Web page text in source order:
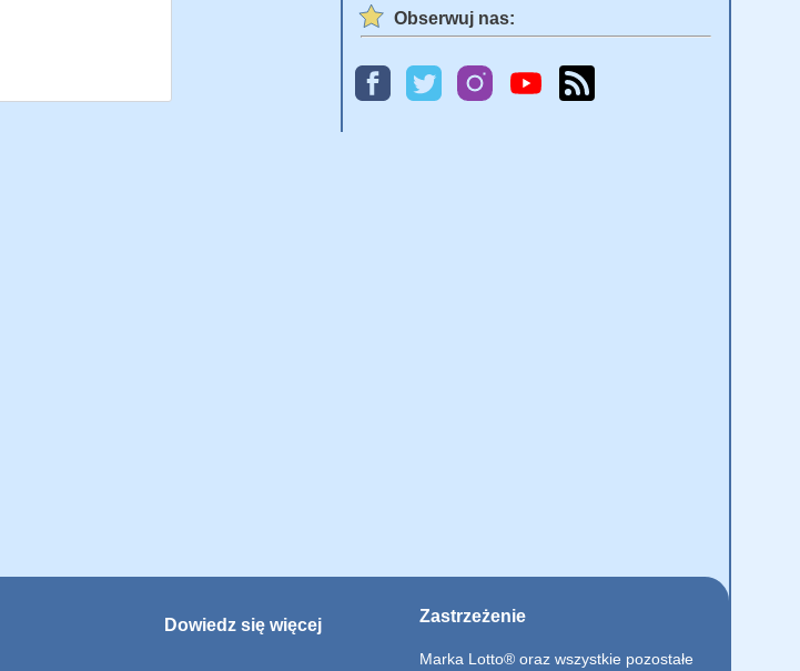
Obserwuj nas:
Dowiedz się więcej Zastrzeżenie
Marka Lotto® oraz wszystkie pozostałe